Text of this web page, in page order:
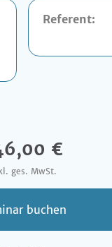
Referent:
€
ges. MwSt.
buchen